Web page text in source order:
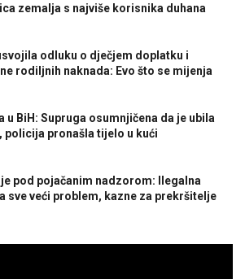
zemalja s najviše korisnika duhana
odluku o dječjem doplatku i
rodiljnih naknada: Evo što se mijenja
u BiH: Supruga osumnjičena da je ubila
policija pronašla tijelo u kući
pod pojačanim nadzorom: Ilegalna
sve veći problem, kazne za prekršitelje